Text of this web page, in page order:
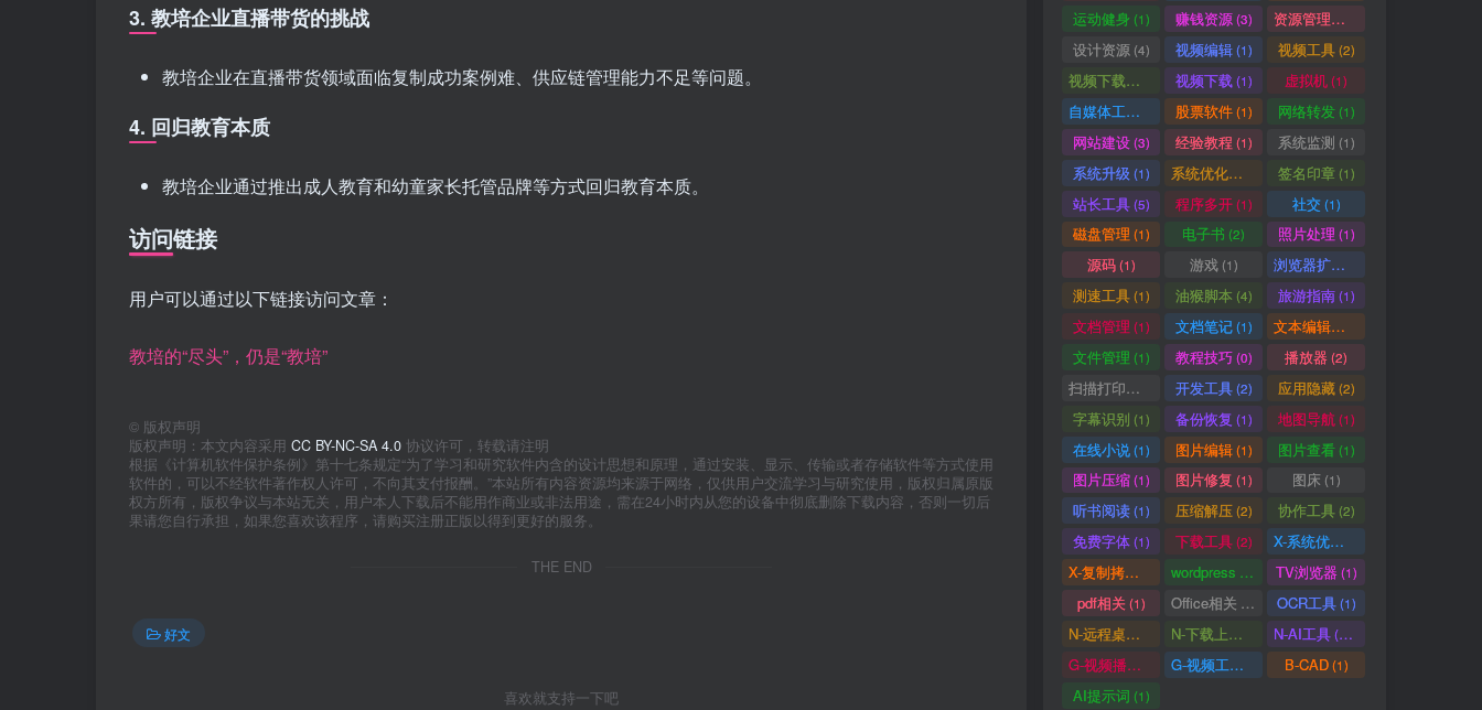
3. 教培企业直播带货的挑战
教培企业在直播带货领域面临复制成功案例难、供应链管理能力不足等问题。
4. 回归教育本质
教培企业通过推出成人教育和幼童家长托管品牌等方式回归教育本质。
访问链接
用户可以通过以下链接访问文章：
教培的“尽头”，仍是“教培”
© 版权声明
版权声明：本文内容采用 CC BY-NC-SA 4.0 协议许可，转载请注明
根据《计算机软件保护条例》第十七条规定“为了学习和研究软件内含的设计思想和原理，通过安装、显示、传输或者存储软件等方式使用
软件的，可以不经软件著作权人许可，不向其支付报酬。”本站所有内容资源均来源于网络，仅供用户交流学习与研究使用，版权归属原版
权方所有，版权争议与本站无关，用户本人下载后不能用作商业或非法用途，需在24小时内从您的设备中彻底删除下载内容，否则一切后
果请您自行承担，如果您喜欢该程序，请购买注册正版以得到更好的服务。
THE END
好文
喜欢就支持一下吧
运动健身(1) 赚钱资源(3) 资源管理器
设计资源(4) 视频编辑(1) 视频工具(2)
视频下载工具 视频下载(1) 虚拟机(1)
自媒体工具 股票软件(1) 网络转发(1)
网站建设(3) 经验教程 (1) 系统监测 (1)
系统升级 (1) 系统优化清理 签名印章 (1)
站长工具(5) 程序多开(1) 社交(1)
磁盘管理 (1) 电子书 (2) 照片处理 (1)
源码(1) 游戏(1) 浏览器扩展
测速工具(1) 油猴脚本 (4) 旅游指南(1)
文档管理 (1) 文档笔记(1) 文本编辑器
文件管理 (1) 教程技巧(0) 播放器(2)
扫描打印软件 开发工具(2) 应用隐藏(2)
字幕识别 (1) 备份恢复 (1) 地图导航 (1)
在线小说(1) 图片编辑(1) 图片查看(1)
图片压缩(1) 图片修复 (1) 图床(1)
听书阅读(1) 压缩解压(2) 协作工具(2)
免费字体(1) 下载工具(2) X-系统优化
X-复制拷贝 wordpress TV浏览器(1)
pdf相关(1) Office相关 OCR工具(1)
N-远程桌面 N-下载上传 N-AI工具(37)
G-视频播放 G-视频工具 B-CAD(1)
AI提示词 (1)